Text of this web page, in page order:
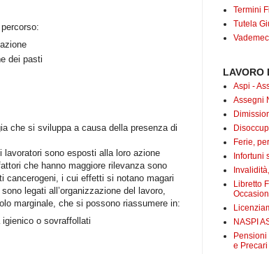
dei pasti
che si sviluppa a causa della presenza di
sono esposti alla loro azione
che hanno maggiore rilevanza sono
cancerogeni, i cui effetti si notano magari
legati all’organizzazione del lavoro,
marginale, che si possono riassumere in:
o sovraffollati
Termini
Tutela
LAVORO
Aspi -
Assegni
Ferie,
Infortuni
Libretto
NASPI
e Precari